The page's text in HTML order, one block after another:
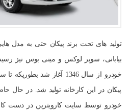
بیابانی، سوپر لوکس و مینی بوس نیز
پیکان در این کارخانه تولید شد. در
خودرو توسط سایت کارویترین در دست